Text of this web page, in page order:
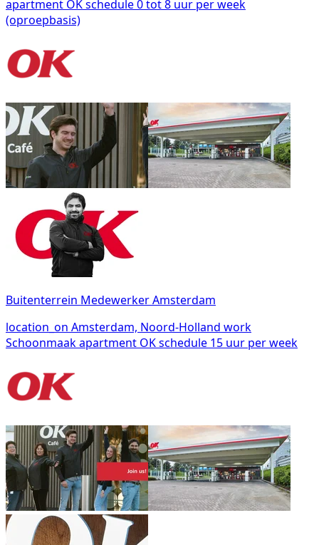
apartment OKschedule0 tot 8 uur per week
(oproepbasis)
Buitenterrein Medewerker Amsterdam
location_on Amsterdam, Noord-Holland work
Schoonmaakapartment OKschedule 15 uur per week